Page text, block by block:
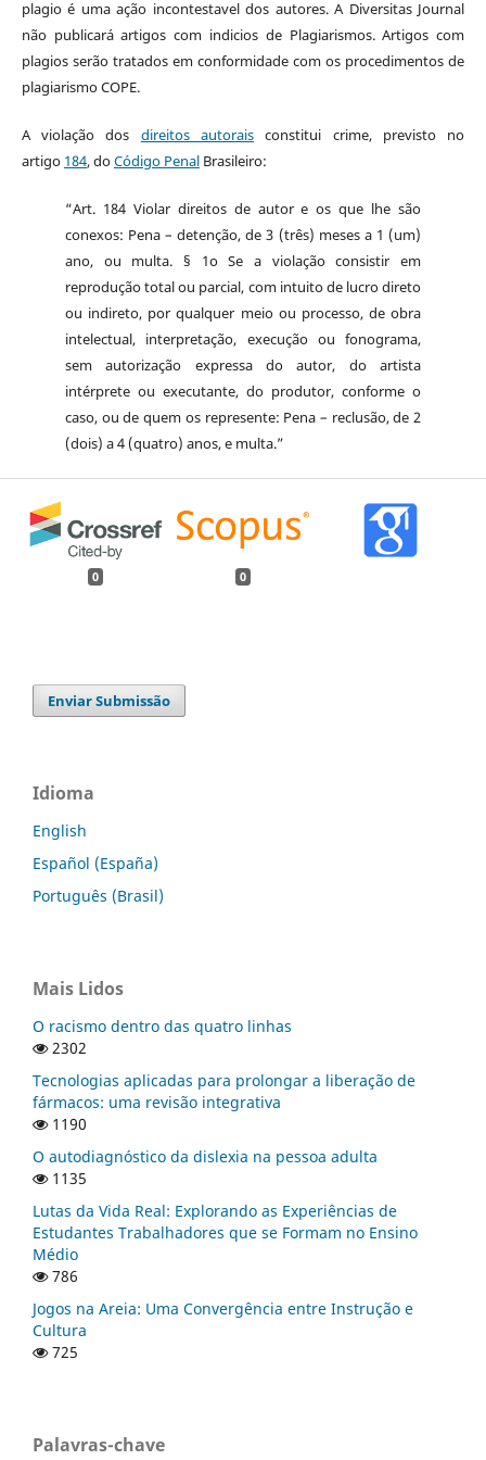
plagio é uma ação incontestavel dos autores. A Diversitas Journal
não publicará artigos com indicios de Plagiarismos. Artigos com
plagios serão tratados em conformidade com os procedimentos de
plagiarismo COPE.
A violação dos direitos autorais constitui crime, previsto no
artigo 184, doCódigo PenalBrasileiro:
“Art. 184 Violar direitos de autor e os que lhe são
conexos: Pena – detenção, de 3 (três) meses a 1 (um)
ano, ou multa. § 1o Se a violação consistir em
reprodução total ou parcial, com intuito de lucro direto
ou indireto, por qualquer meio ou processo, de obra
intelectual, interpretação, execução ou fonograma,
sem autorização expressa do autor, do artista
intérprete ou executante, do produtor, conforme o
caso, ou de quem os represente: Pena – reclusão, de 2
(dois) a 4 (quatro) anos, e multa.”
0 0
Enviar Submissão
Idioma
English
Español (España)
Português (Brasil)
Mais Lidos
O racismo dentro das quatro linhas
2302
Tecnologias aplicadas para prolongar a liberação de
fármacos: uma revisão integrativa
1190
O autodiagnóstico da dislexia na pessoa adulta
1135
Lutas da Vida Real: Explorando as Experiências de
Estudantes Trabalhadores que se Formam no Ensino
Médio
786
Jogos na Areia: Uma Convergência entre Instrução e
Cultura
725
Palavras-chave